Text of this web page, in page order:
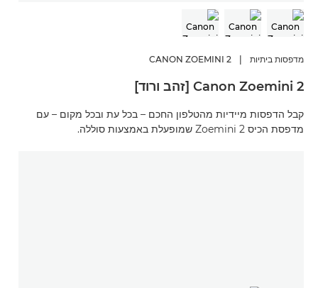
מדפסות ביתיות |
CANON ZOEMINI 2
Canon Zoemini 2 [זהב ורוד]
קבל הדפסות מיידיות מהטלפון החכם – בכל עת ובכל מקום – עם
מדפסת הכיס Zoemini 2 שמופעלת באמצעות סוללה.